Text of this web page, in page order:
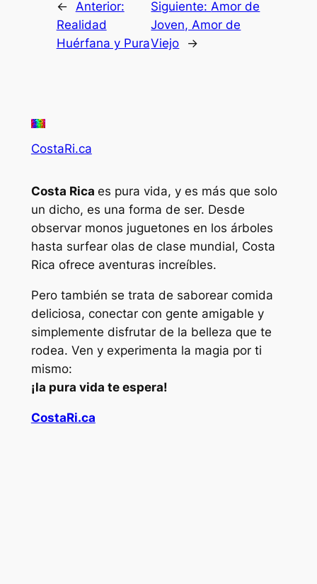
← Anterior:
Realidad
Huérfana y Pura
Siguiente:Amor de
Joven, Amor de
Viejo
→
CostaRi.ca
Costa Rica es pura vida, y es más que solo
un dicho, es una forma de ser. Desde
observar monos juguetones en los árboles
hasta surfear olas de clase mundial, Costa
Rica ofrece aventuras increíbles.
Pero también se trata de saborear comida
deliciosa, conectar con gente amigable y
simplemente disfrutar de la belleza que te
rodea. Ven y experimenta la magia por ti
mismo:
¡la pura vida te espera!
CostaRi.ca